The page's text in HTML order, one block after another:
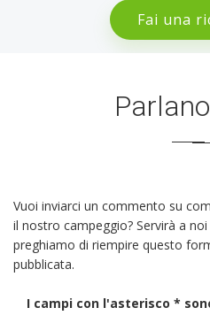
Fai una
Vuoi inviarci un commento su
il nostro campeggio? Servirà a
preghiamo di riempire questo
pubblicata.
I campi con l'asterisco *